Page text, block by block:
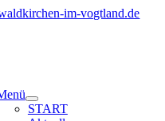
Zum
START